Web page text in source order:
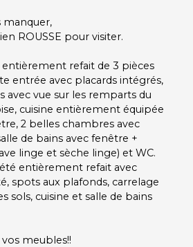
manquer,
ROUSSE pour visiter.
refait de 3 pièces
entrée avec placards intégrés,
avec vue sur les remparts du
cuisine entièrement équipée
2 belles chambres avec
de bains avec fenêtre +
linge et sèche linge) et WC.
entièrement refait avec
spots aux plafonds, carrelage
sols, cuisine et salle de bains
meubles!!